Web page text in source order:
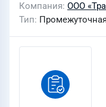
Компания ООО
Тип